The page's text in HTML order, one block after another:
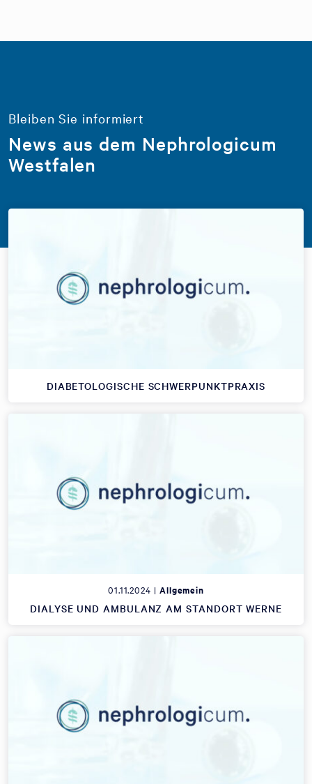
Bleiben Sie informiert
News aus dem Nephrologicum
Westfalen
DIABETOLOGISCHE SCHWERPUNKTPRAXIS
01.11.2024 | Allgemein
DIALYSE UND AMBULANZ AM STANDORT WERNE